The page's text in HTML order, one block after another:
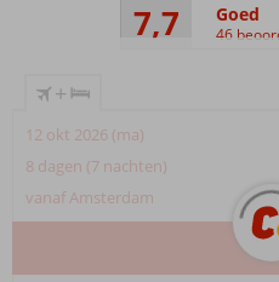
7,7 Goed
46
+
12 okt 2026 (ma)
8 dagen (7 nachten)
vanaf Amsterdam